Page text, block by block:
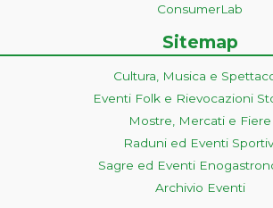
ConsumerLab
Sitemap
Cultura, Musica e
Eventi Folk e Rievocazioni
Mostre, Mercati e Fiere
Raduni ed Eventi
Sagre ed Eventi
Archivio Eventi